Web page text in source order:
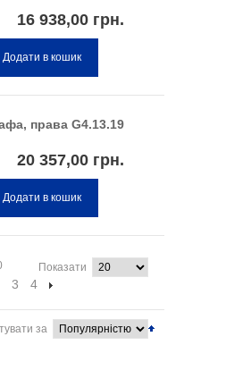
16 938,00 грн.
Додати в кошик
права G4.13.19
20 357,00 грн.
Додати в кошик
Показати
3 4
за